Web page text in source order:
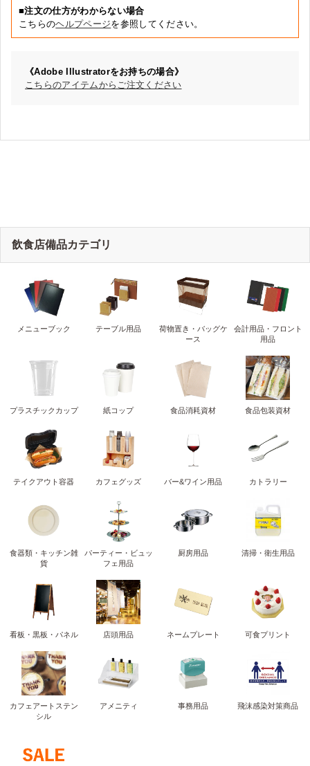
■注文の仕方がわからない場合
こちらのヘルプページを参照してください。
《Adobe Illustratorをお持ちの場合》
こちらのアイテムからご注文ください
飲食店備品カテゴリ
メニューブック テーブル用品
荷物置き・バッグケ
ース
会計用品・フロント
用品
プラスチックカップ 紙コップ 食品消耗資材 食品包装資材
テイクアウト容器 カフェグッズ バー&ワイン用品 カトラリー
食器類・キッチン雑
貨
パーティー・ビュッ
フェ用品
厨房用品 清掃・衛生用品
看板・黒板・パネル 店頭用品 ネームプレート 可食プリント
カフェアートステン
シル
アメニティ 事務用品 飛沫感染対策商品